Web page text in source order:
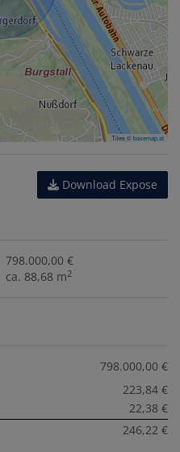
Tiles ©basemap.at
Download Expose
798.000,00 €
ca. 88,68 m2
798.000,00 €
223,84 €
22,38 €
246,22 €